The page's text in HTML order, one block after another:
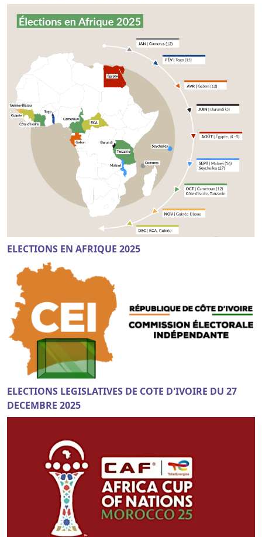
ELECTIONS EN AFRIQUE 2025
ELECTIONS LEGISLATIVES DE COTE D'IVOIRE DU 27
DECEMBRE 2025